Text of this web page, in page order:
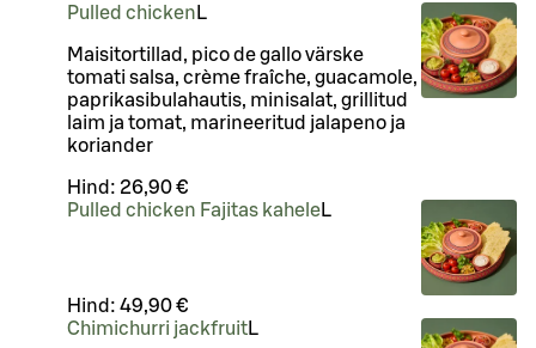
Pulled chicken L
Maisitortillad, pico de gallo värske
tomati salsa, crème fraîche, guacamole,
paprikasibulahautis, minisalat, grillitud
laim ja tomat, marineeritud jalapeno ja
koriander
Hind: 26,90 €
Pulled chicken Fajitas kaheleL
Hind: 49,90 €
Chimichurri jackfruitL